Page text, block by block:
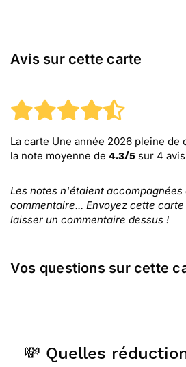
Avis sur cette carte
La carte Une année 2026 pleine de
la note moyenne de 4.3/5 sur 4
Les notes n'étaient accompagnées
commentaire... Envoyez cette
laisser un commentaire dessus !
Vos questions sur cette
💸 Quelles